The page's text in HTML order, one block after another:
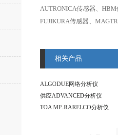
AUTRONICA传感器、
FUJIKURA传感器、
相关产品
ALGODUE网络分析仪
供应ADVANCED分析仪
TOA MP-RARELCO分析仪